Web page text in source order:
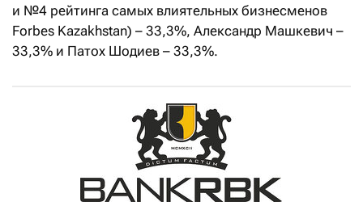
и №4 рейтинга самых влиятельных бизнесменов
Forbes Kazakhstan) – 33,3%, Александр Машкевич –
33,3% и Патох Шодиев – 33,3%.